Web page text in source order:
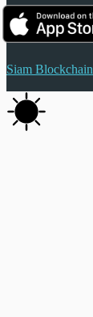
Siam Blockchain